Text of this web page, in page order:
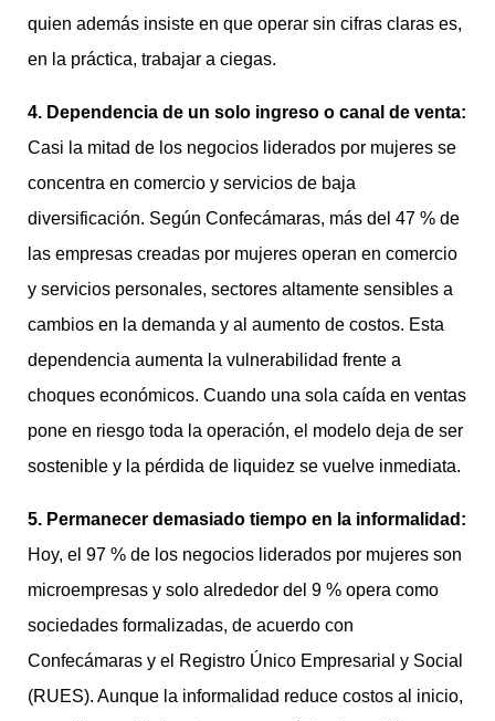
quien además insiste en que operar sin cifras claras es,
en la práctica, trabajar a ciegas.
4. Dependencia de un solo ingreso o canal de venta:
Casi la mitad de los negocios liderados por mujeres se
concentra en comercio y servicios de baja
diversificación. Según Confecámaras, más del 47 % de
las empresas creadas por mujeres operan en comercio
y servicios personales, sectores altamente sensibles a
cambios en la demanda y al aumento de costos. Esta
dependencia aumenta la vulnerabilidad frente a
choques económicos. Cuando una sola caída en ventas
pone en riesgo toda la operación, el modelo deja de ser
sostenible y la pérdida de liquidez se vuelve inmediata.
5. Permanecer demasiado tiempo en la informalidad:
Hoy, el 97 % de los negocios liderados por mujeres son
microempresas y solo alrededor del 9 % opera como
sociedades formalizadas, de acuerdo con
Confecámaras y el Registro Único Empresarial y Social
(RUES). Aunque la informalidad reduce costos al inicio,